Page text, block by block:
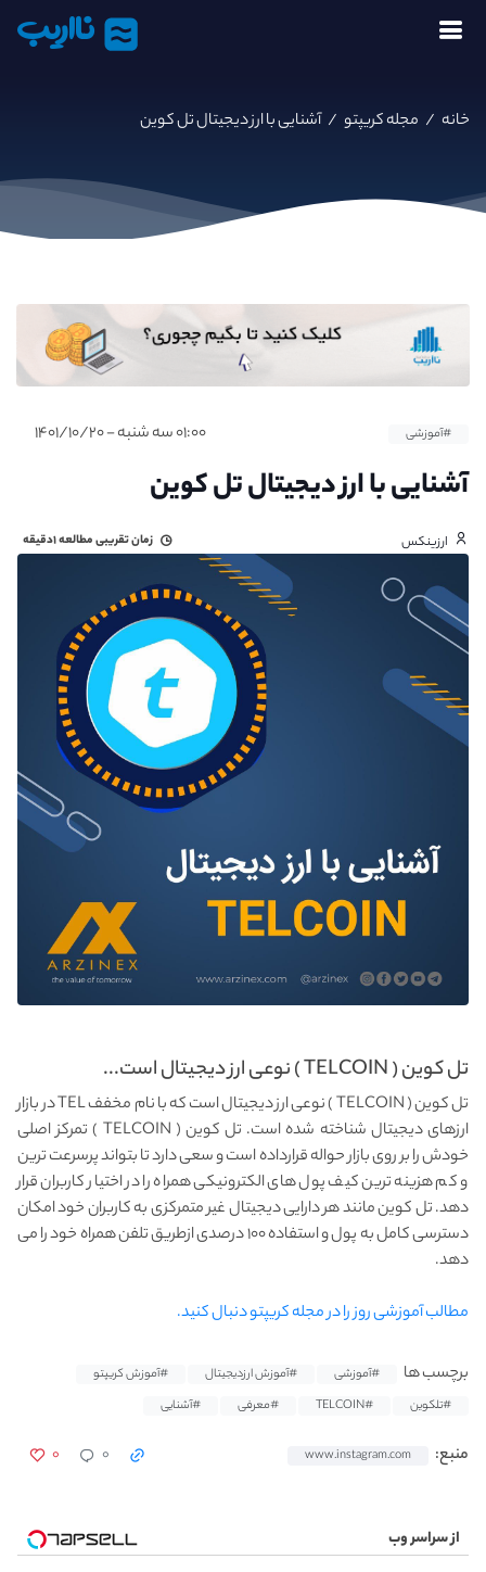
نااریب
خانه / مجله کریپتو /آشنایی با ارز دیجیتال تل کوین
#آموزشی ۰۱:۰۰ سه شنبه - ۱۴۰۱/۱۰/۲۰
آشنایی با ارز دیجیتال تل کوین
ارزینکس زمان تقریبی مطالعه۱دقیقه
تل کوین ( TELCOIN ) نوعی ارز دیجیتال است...
تل کوین ( TELCOIN ) نوعی ارز دیجیتال است که با نام مخفف TEL در بازار
ارزهای دیجیتال شناخته شده است. تل کوین ( TELCOIN ) تمرکز اصلی
خودش را بر روی بازار حواله قرارداده است و سعی دارد تا بتواند پرسرعت ترین
و کم هزینه ترین کیف پول های الکترونیکی همراه را در اختیار کاربران قرار
دهد. تل کوین مانند هر دارایی دیجیتال غیر متمرکزی به کاربران خود امکان
دسترسی کامل به پول و استفاده ۱۰۰ درصدی ازطریق تلفن همراه خود را می
دهد.
مطالب آموزشی روز را در مجله کریپتو دنبال کنید.
برچسب ها #آموزشی #آموزش ارزدیجیتال
#آموزش کریپتو
#تلکوین
#TELCOIN #معرفی #آشنایی
منبع: www.instagram.com ۰ ۰
از سراسر وب